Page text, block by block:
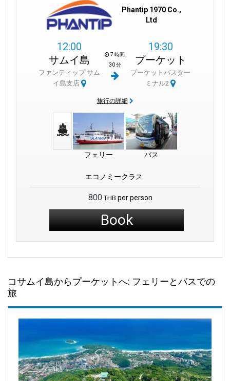
Phantip 1970 Co.,
Ltd
12:00
サムイ島
ファンティップ サム
イ島支店
7 時間
30 分
19:30
プーケット
プーケットバスター
ミナル2
旅行の詳細
フェリー バス
エコノミークラス
800 THB per person
Book
コサムイ島からプーケットへ: フェリーとバスでの
旅